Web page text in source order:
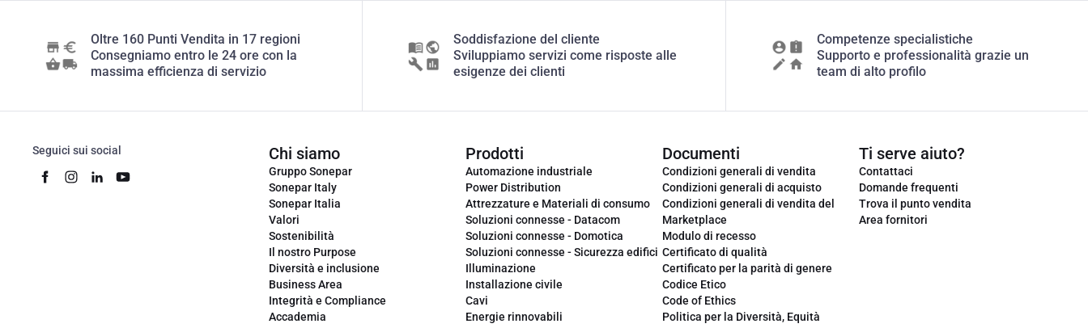
Oltre 160 Punti Vendita in 17 regioni
Consegniamo entro le 24 ore con la
massima efficienza di servizio
Soddisfazione del cliente
Sviluppiamo servizi come risposte alle
esigenze dei clienti
Competenze specialistiche
Supporto e professionalità grazie un
team di alto profilo
Seguici sui social Chi siamo
Gruppo Sonepar
Sonepar Italy
Sonepar Italia
Valori
Sostenibilità
Il nostro Purpose
Diversità e inclusione
Business Area
Integrità e Compliance
Accademia
Prodotti
Automazione industriale
Power Distribution
Attrezzature e Materiali di consumo
Soluzioni connesse - Datacom
Soluzioni connesse - Domotica
Soluzioni connesse - Sicurezza edifici
Illuminazione
Installazione civile
Cavi
Energie rinnovabili
Documenti
Condizioni generali di vendita
Condizioni generali di acquisto
Condizioni generali di vendita del
Marketplace
Modulo di recesso
Certificato di qualità
Certificato per la parità di genere
Codice Etico
Code of Ethics
Politica per la Diversità, Equità
Ti serve aiuto?
Contattaci
Domande frequenti
Trova il punto vendita
Area fornitori